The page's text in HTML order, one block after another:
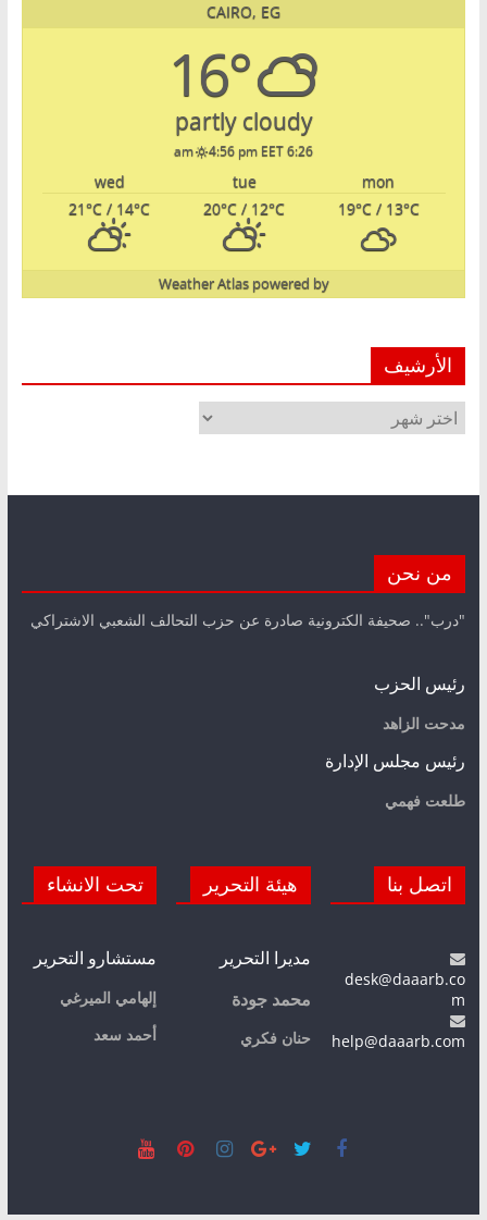
CAIRO, EG
16°
partly cloudy
6:26 am
4:56 pm EET
mon
tue
wed
19°C/ 13°C
20°C / 12°C
21°C / 14°C
powered by
Weather Atlas
الأرشيف
الأرشيف
من نحن
"درب".. صحيفة الكترونية صادرة عن حزب التحالف الشعبي الاشتراكي
رئيس الحزب
مدحت الزاهد
رئيس مجلس الإدارة
طلعت فهمي
اتصل بنا
desk@daaarb.co
m
help@daaarb.com
هيئة التحرير
مديرا التحرير
محمد جودة
حنان فكري
تحت الانشاء
مستشارو التحرير
إلهامي الميرغي
أحمد سعد